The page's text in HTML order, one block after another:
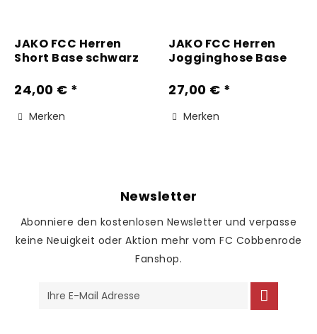
JAKO FCC Herren
Short Base schwarz
24,00 € *
Merken
JAKO FCC Herren
Jogginghose Base
27,00 € *
Merken
Newsletter
Abonniere den kostenlosen Newsletter und verpasse
keine Neuigkeit oder Aktion mehr vom FC Cobbenrode
Fanshop.